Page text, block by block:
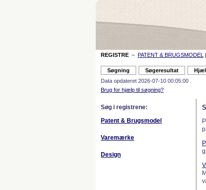
REGISTRE – PATENT & BRUGSMODEL |
Data opdateret 2026-07-10 00:05:00
Brug for hjælp til søgning?
Søg i registrene:
Patent & Brugsmodel
Varemærke
Design